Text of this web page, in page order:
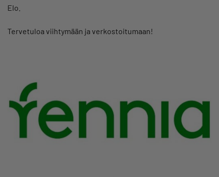
Elo.
Tervetuloa viihtymään ja verkostoitumaan!